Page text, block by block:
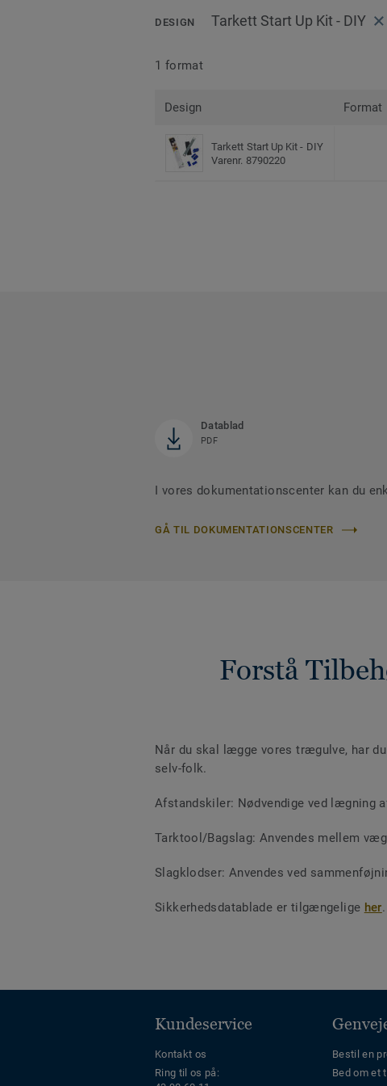
DESIGN Tarkett Start Up Kit - DIY
1 format
Design Format
Tarkett Start Up Kit - DIY
Varenr. 8790220
Datablad
PDF
I vores dokumentationscenter kan du
GÅ TIL DOKUMENTATIONSCENTER
Forstå
Når du skal lægge vores trægulve, har
selv-folk.
Afstandskiler: Nødvendige ved lægning
Tarktool/Bagslag: Anvendes mellem
Slagklodser: Anvendes ved
Sikkerhedsdatablade er tilgængelige her.
Kundeservice
Kontakt os
Ring til os på:
Bestil en
Bed om et